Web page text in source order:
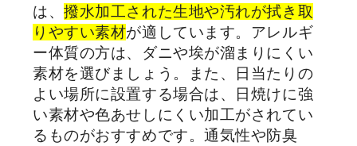
は、撥水加工された生地や汚れが拭き取
りやすい素材が適しています。アレルギ
ー体質の方は、ダニや埃が溜まりにくい
素材を選びましょう。また、日当たりの
よい場所に設置する場合は、日焼けに強
い素材や色あせしにくい加工がされてい
るものがおすすめです。通気性や防臭